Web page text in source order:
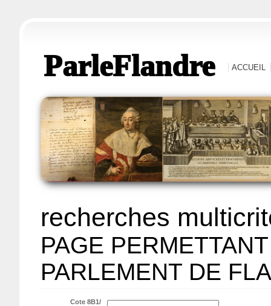
ParleFlandre ACCUEIL
recherches
PAGE
PARLEMENT DE
Cote 8B1/